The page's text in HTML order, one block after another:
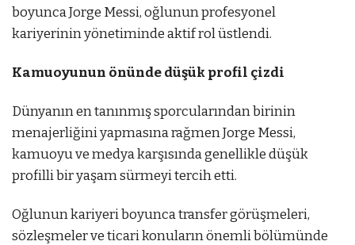
boyunca Jorge Messi, oğlunun profesyonel
kariyerinin yönetiminde aktif rol üstlendi.
Kamuoyunun önünde düşük profil çizdi
Dünyanın en tanınmış sporcularından birinin
menajerliğini yapmasına rağmen Jorge Messi,
kamuoyu ve medya karşısında genellikle düşük
profilli bir yaşam sürmeyi tercih etti.
Oğlunun kariyeri boyunca transfer görüşmeleri,
sözleşmeler ve ticari konuların önemli bölümünde